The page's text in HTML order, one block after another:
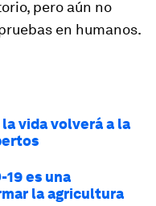
pero aún no
en humanos.
la vida volverá a la
19 es una
la agricultura